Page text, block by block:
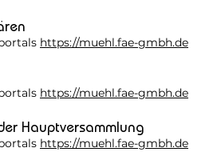
https://muehl.fae-gmbh.de
https://muehl.fae-gmbh.de
Hauptversammlung
https://muehl.fae-gmbh.de